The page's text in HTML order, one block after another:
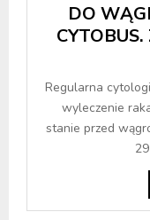
DO
Regularna
wyleczenie
stanie przed